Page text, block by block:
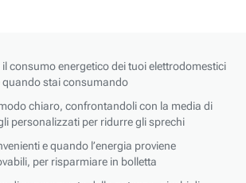
consumo energetico dei tuoi elettrodomestici
quando stai consumando
chiaro, confrontandoli con la media di
personalizzati per ridurre gli sprechi
e quando l’energia proviene
per risparmiare in bolletta